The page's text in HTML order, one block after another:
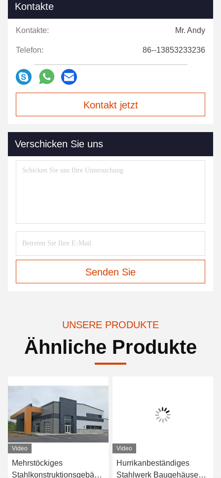
Kontakte
Kontakte: Mr. Andy
Telefon: 86--13853233236
Kontakt jetzt
Verschicken Sie uns
Senden Sie
UNSERE PRODUKTE
Ähnliche Produkte
Video
Mehrstöckiges
Stahlkonstruktionsgebäude
Video
Hurrikanbeständiges
Stahlwerk Baugehäuse